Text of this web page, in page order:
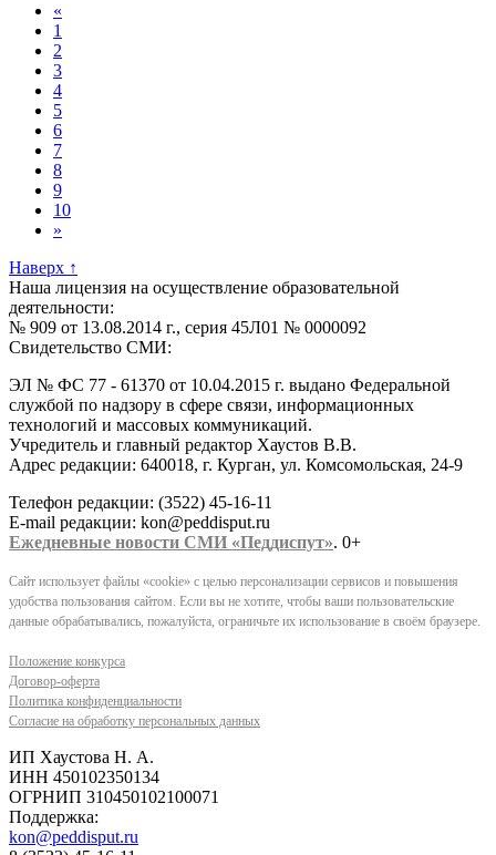
«
1
2
3
4
5
6
7
8
9
10
»
Наверх ↑
Наша лицензия на осуществление образовательной
деятельности:
№ 909 от 13.08.2014 г., серия 45Л01 № 0000092
Свидетельство СМИ:
ЭЛ № ФС 77 - 61370 от 10.04.2015 г. выдано Федеральной
службой по надзору в сфере связи, информационных
технологий и массовых коммуникаций.
Учредитель и главный редактор Хаустов В.В.
Адрес редакции: 640018, г. Курган, ул. Комсомольская, 24-9
Телефон редакции: (3522) 45-16-11
E-mail редакции: kon@peddisput.ru
Ежедневные новости СМИ «Педдиспут». 0+
Сайт использует файлы «cookie» с целью персонализации сервисов и повышения
удобства пользования сайтом. Если вы не хотите, чтобы ваши пользовательские
данные обрабатывались, пожалуйста, ограничьте их использование в своём браузере.
Положение конкурса
Договор-оферта
Политика конфиденциальности
Согласие на обработку персональных данных
ИП Хаустова Н. А.
ИНН 450102350134
ОГРНИП 310450102100071
Поддержка:
kon@peddisput.ru